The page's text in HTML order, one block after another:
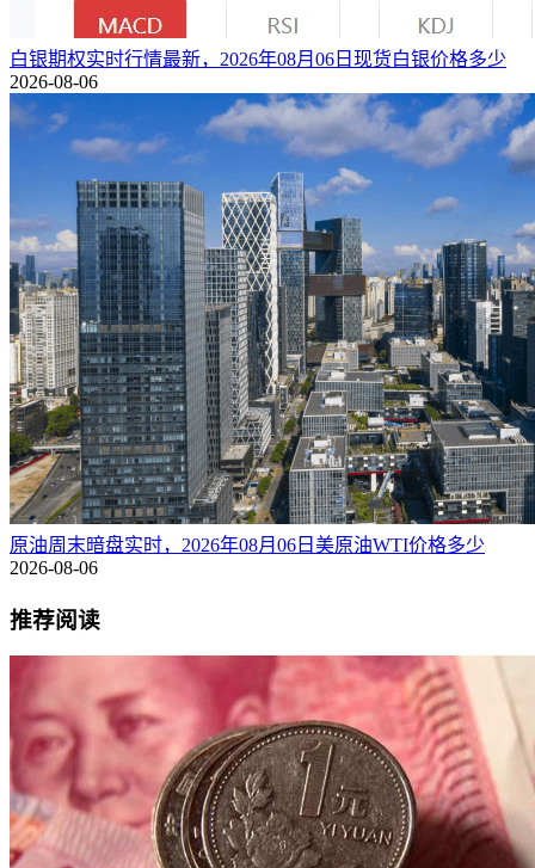
白银期权实时行情最新，2026年08月06日现货白银价格多少
2026-08-06
原油周末暗盘实时，2026年08月06日美原油WTI价格多少
2026-08-06
推荐阅读